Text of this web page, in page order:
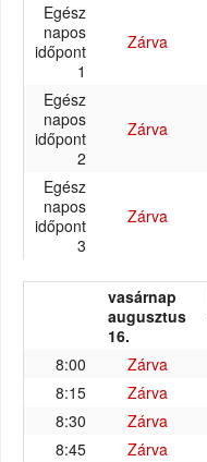
Egész
napos
időpont
1
Zárva
Egész
napos
időpont
2
Zárva
Egész
napos
időpont
3
Zárva
vasárnap
augusztus
16.
8:00
Zárva
8:15
Zárva
8:30
Zárva
8:45
Zárva